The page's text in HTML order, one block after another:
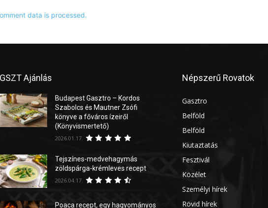
data is processed.
GSZT Ajánlás
Budapest Gasztro – Kordos
Szabolcs és Mautner Zsófi
könyve a főváros ízeiről
(Könyvismertető)
2026.01.17.
Tejszínes-medvehagymás
zöldspárga-krémleves recept
2026.04.17.
Poaca recept, egy hagyományos
Népszerű Rovatok
Gasztro
Belföld
Belföld
Kiutaztatás
Fesztivál
Közélet
Személyi hírek
Rövid hírek